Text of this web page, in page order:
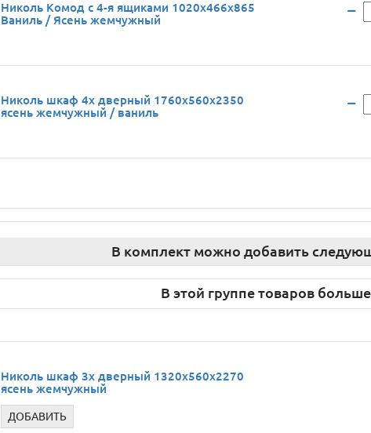
Николь Комод c 4-я ящиками 1020x466x865
Ваниль / Ясень жемчужный
Николь шкаф 4х дверный 1760x560x2350
ясень жемчужный / ваниль
В комплект можно добавить
В этой группе товаров
Николь шкаф 3х дверный 1320x560x2270
ясень жемчужный
ДОБАВИТЬ